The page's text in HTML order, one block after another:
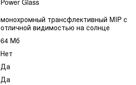
Power Glass
монохромный трансфлективный MIP с
отличной видимостью на солнце
64 Мб
Нет
Да
Да